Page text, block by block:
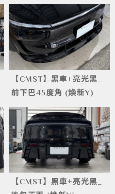
【CMST】黑車+亮光黑_
前下巴45度角 (煥新Y)
【CMST】黑車+亮光黑_